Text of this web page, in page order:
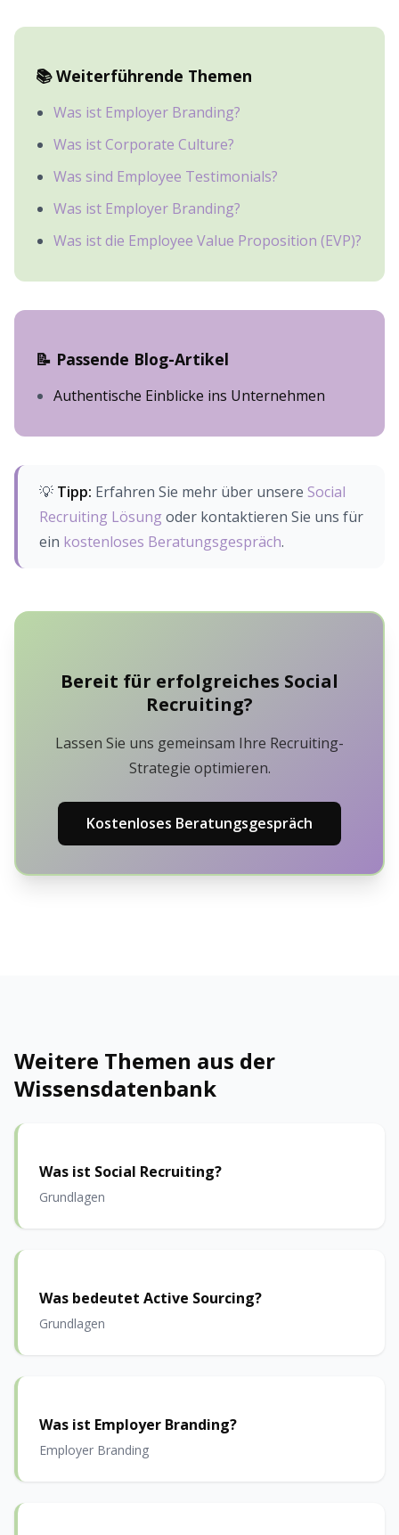
📚 Weiterführende Themen
Was ist Employer Branding?
Was ist Corporate Culture?
Was sind Employee Testimonials?
Was ist Employer Branding?
Was ist die Employee Value Proposition (EVP)?
📝 Passende Blog-Artikel
Authentische Einblicke ins Unternehmen
💡 Tipp: Erfahren Sie mehr über unsere Social
Recruiting Lösung oder kontaktieren Sie uns für
ein kostenloses Beratungsgespräch.
Bereit für erfolgreiches Social
Recruiting?
Lassen Sie uns gemeinsam Ihre Recruiting-
Strategie optimieren.
Kostenloses Beratungsgespräch
Weitere Themen aus der
Wissensdatenbank
Was ist Social Recruiting?
Grundlagen
Was bedeutet Active Sourcing?
Grundlagen
Was ist Employer Branding?
Employer Branding